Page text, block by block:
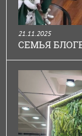
21.11.2025
СЕМЬЯ